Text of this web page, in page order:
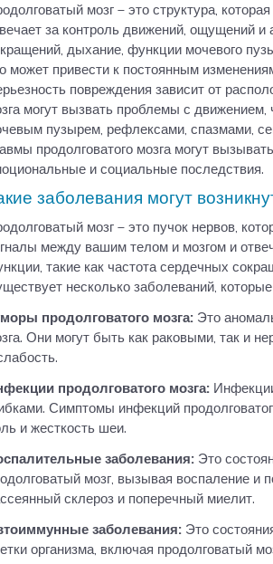
мозг – это структура,
за контроль движений, ощущений и
дыхание, функции мочевого
может привести к постоянным
повреждения зависит от
могут вызвать проблемы с
пузырем, рефлексами, спазмами,
продолговатого мозга могут
и социальные последствия.
заболевания могут
мозг – это пучок нервов,
между вашим телом и мозгом и
такие как частота сердечных
несколько заболеваний,
продолговатого мозга: Это
Они могут быть как раковыми, так и
продолговатого мозга:
Симптомы инфекций
и жесткость шеи.
заболевания: Это
мозг, вызывая воспаление
склероз и поперечный миелит.
заболевания: Это
организма, включая продолговатый